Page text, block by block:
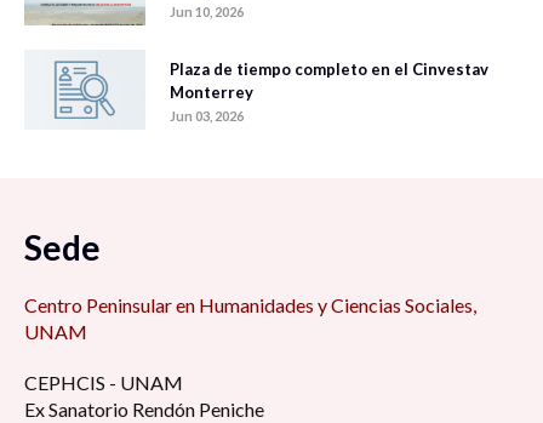
Jun 10, 2026
Plaza de tiempo completo en el Cinvestav
Monterrey
Jun 03, 2026
Sede
Centro Peninsular en Humanidades y Ciencias Sociales,
UNAM
CEPHCIS - UNAM
Ex Sanatorio Rendón Peniche